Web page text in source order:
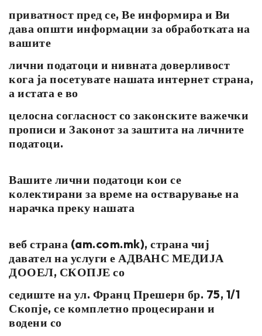
приватност пред се, Ве информира и Ви
дава општи информации за обработката на
вашите
лични податоци и нивната доверливост
кога ја посетувате нашата интернет страна,
а истата е во
целосна согласност со законските важечки
прописи и Законот за заштита на личните
податоци.
Вашите лични податоци кои се
колектирани за време на остварување на
нарачка преку нашата
веб страна (am.com.mk), страна чиј
давател на услуги е АДВАНС МЕДИЈА
ДООЕЛ, СКОПЈЕ со
седиште на ул. Франц Прешерн бр. 75, 1/1
Скопје, се комплетно процесирани и
водени со